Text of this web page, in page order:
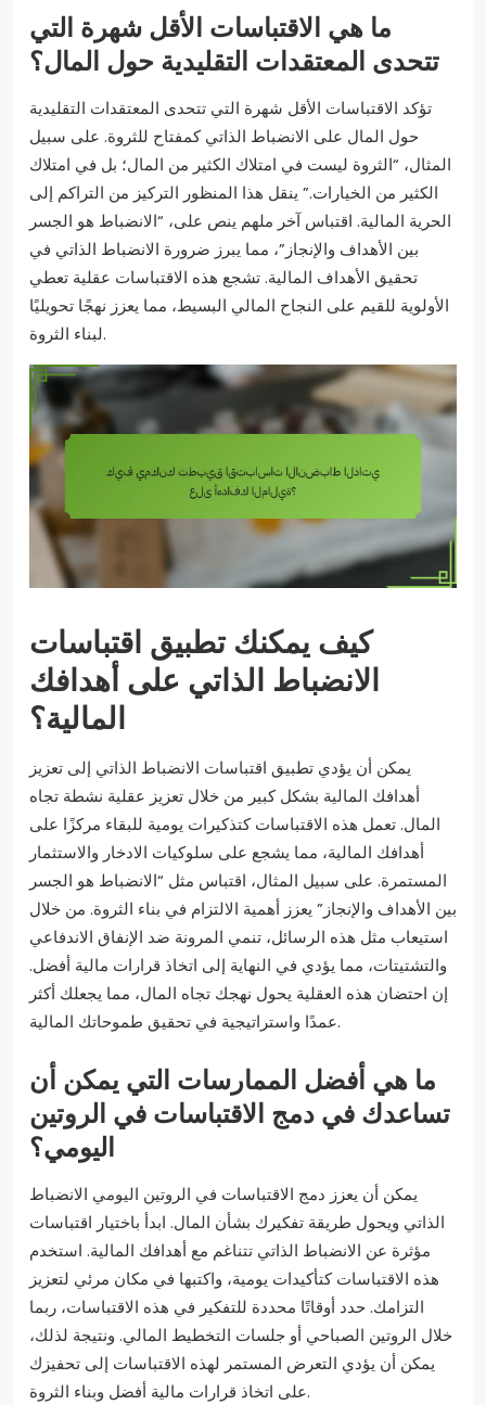
ما هي الاقتباسات الأقل شهرة التي
تتحدى المعتقدات التقليدية حول المال؟
تؤكد الاقتباسات الأقل شهرة التي تتحدى المعتقدات التقليدية
حول المال على الانضباط الذاتي كمفتاح للثروة. على سبيل
المثال، “الثروة ليست في امتلاك الكثير من المال؛ بل في امتلاك
الكثير من الخيارات.” ينقل هذا المنظور التركيز من التراكم إلى
الحرية المالية. اقتباس آخر ملهم ينص على، “الانضباط هو الجسر
بين الأهداف والإنجاز”، مما يبرز ضرورة الانضباط الذاتي في
تحقيق الأهداف المالية. تشجع هذه الاقتباسات عقلية تعطي
الأولوية للقيم على النجاح المالي البسيط، مما يعزز نهجًا تحويليًا
لبناء الثروة.
كيف يمكنك تطبيق اقتباسات
الانضباط الذاتي على أهدافك
المالية؟
يمكن أن يؤدي تطبيق اقتباسات الانضباط الذاتي إلى تعزيز
أهدافك المالية بشكل كبير من خلال تعزيز عقلية نشطة تجاه
المال. تعمل هذه الاقتباسات كتذكيرات يومية للبقاء مركزًا على
أهدافك المالية، مما يشجع على سلوكيات الادخار والاستثمار
المستمرة. على سبيل المثال، اقتباس مثل “الانضباط هو الجسر
بين الأهداف والإنجاز” يعزز أهمية الالتزام في بناء الثروة. من خلال
استيعاب مثل هذه الرسائل، تنمي المرونة ضد الإنفاق الاندفاعي
والتشتيتات، مما يؤدي في النهاية إلى اتخاذ قرارات مالية أفضل.
إن احتضان هذه العقلية يحول نهجك تجاه المال، مما يجعلك أكثر
عمدًا واستراتيجية في تحقيق طموحاتك المالية.
ما هي أفضل الممارسات التي يمكن أن
تساعدك في دمج الاقتباسات في الروتين
اليومي؟
يمكن أن يعزز دمج الاقتباسات في الروتين اليومي الانضباط
الذاتي ويحول طريقة تفكيرك بشأن المال. ابدأ باختيار اقتباسات
مؤثرة عن الانضباط الذاتي تتناغم مع أهدافك المالية. استخدم
هذه الاقتباسات كتأكيدات يومية، واكتبها في مكان مرئي لتعزيز
التزامك. حدد أوقاتًا محددة للتفكير في هذه الاقتباسات، ربما
خلال الروتين الصباحي أو جلسات التخطيط المالي. ونتيجة لذلك،
يمكن أن يؤدي التعرض المستمر لهذه الاقتباسات إلى تحفيزك
على اتخاذ قرارات مالية أفضل وبناء الثروة.